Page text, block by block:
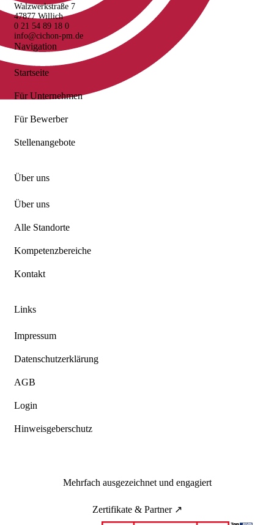
Walzwerkstraße 7
47877 Willich
0 21 54 89 18 0
info@cichon-pm.de
Navigation
Startseite
Für Unternehmen
Für Bewerber
Stellenangebote
Über uns
Über uns
Alle Standorte
Kompetenzbereiche
Kontakt
Links
Impressum
Datenschutzerklärung
AGB
Login
Hinweisgeberschutz
Mehrfach ausgezeichnet und engagiert
Zertifikate & Partner ↗